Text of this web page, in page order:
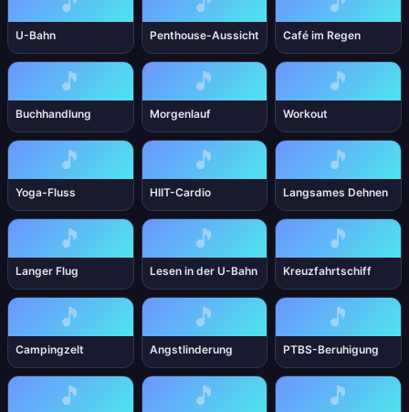
U-Bahn Penthouse-Aussicht Café im Regen
🎵
Buchhandlung
🎵
Morgenlauf
🎵
Workout
🎵
Yoga-Fluss
🎵
HIIT-Cardio
🎵
Langsames Dehnen
🎵
Langer Flug
🎵
Lesen in der U-Bahn
🎵
Kreuzfahrtschiff
🎵
Campingzelt
🎵
Angstlinderung
🎵
PTBS-Beruhigung
🎵 🎵 🎵